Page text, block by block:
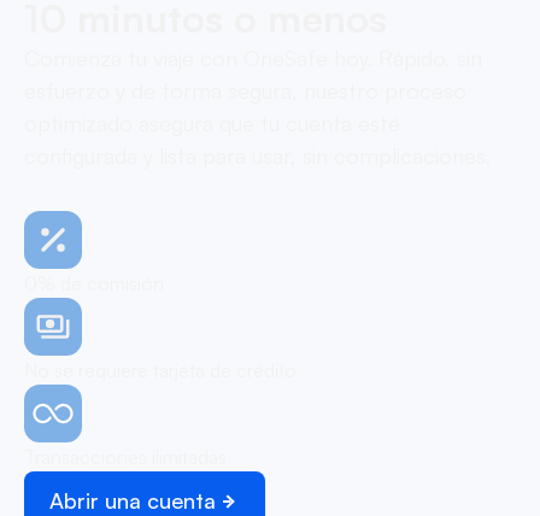
Abrir una cuenta